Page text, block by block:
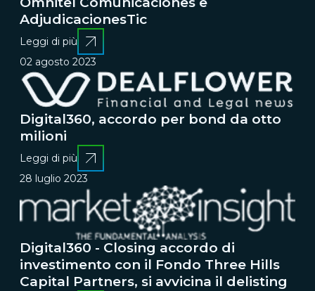
AdjudicacionesTic
Leggi di più
02 agosto 2023
Digital360, accordo per bond da otto
milioni
Leggi di più
28 luglio 2023
Digital360 - Closing accordo di
investimento con il Fondo Three Hills
Capital Partners, si avvicina il delisting